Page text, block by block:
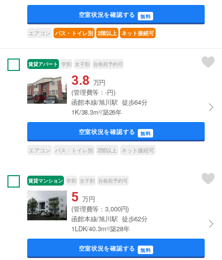
空室状況を確認する 無料
エアコン バス・トイレ別 2階以上 ネット接続可
賃貸アパート 学割 女子割 合格前予約可
3.8 万円
(管理費等：-円)
函館本線/旭川駅 徒歩64分
1K/38.3m²/築26年
空室状況を確認する 無料
エアコン バス・トイレ別 2階以上 ネット接続可
賃貸マンション 学割 女子割 合格前予約可
5 万円
(管理費等：3,000円)
函館本線/旭川駅 徒歩62分
1LDK/40.3m²/築28年
空室状況を確認する 無料